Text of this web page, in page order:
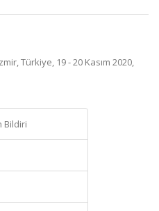
Türkiye, 19 - 20 Kasım 2020,
Bildiri